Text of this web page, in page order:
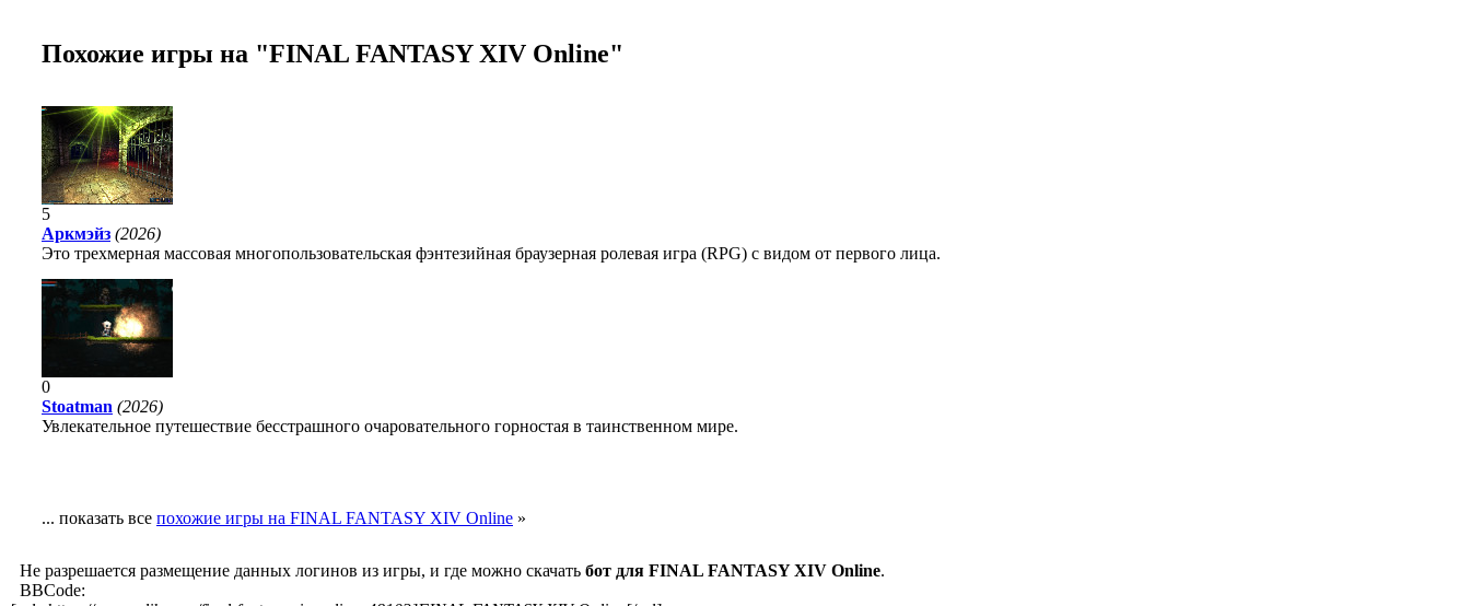
Похожие игры на "FINAL FANTASY XIV Online"
5
Аркмэйз (2026)
Это трехмерная массовая многопользовательская фэнтезийная браузерная ролевая игра (RPG) с видом от первого лица.
0
Stoatman (2026)
Увлекательное путешествие бесстрашного очаровательного горностая в таинственном мире.
... показать все похожие игры на FINAL FANTASY XIV Online »
Не разрешается размещение данных логинов из игры, и где можно скачать бот для FINAL FANTASY XIV Online.
BBCode: